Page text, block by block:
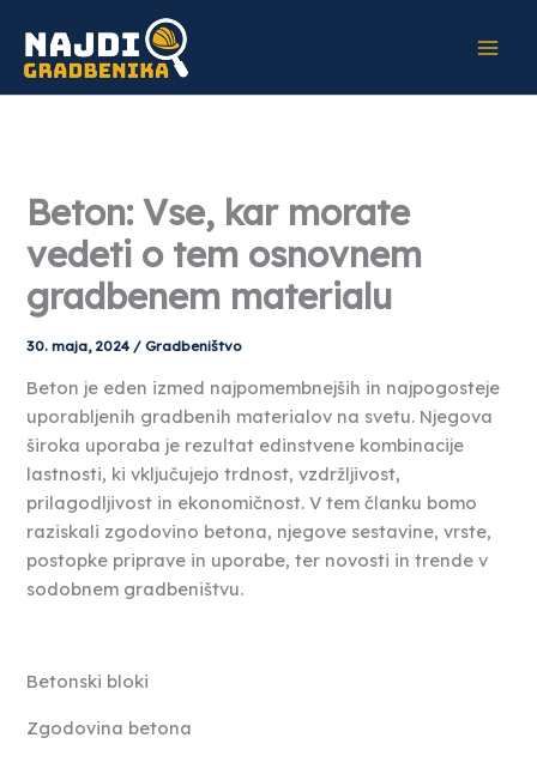
content
Beton: Vse, kar morate
vedeti o tem osnovnem
gradbenem materialu
30. maja, 2024 /Gradbeništvo
Beton je eden izmed najpomembnejših in najpogosteje
uporabljenih gradbenih materialov na svetu. Njegova
široka uporaba je rezultat edinstvene kombinacije
lastnosti, ki vključujejo trdnost, vzdržljivost,
prilagodljivost in ekonomičnost. V tem članku bomo
raziskali zgodovino betona, njegove sestavine, vrste,
postopke priprave in uporabe, ter novosti in trende v
sodobnem gradbeništvu.
Betonski bloki
Zgodovina betona